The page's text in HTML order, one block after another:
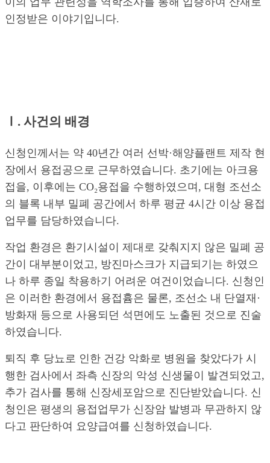
인정받은 이야기입니다.
Ⅰ. 사건의 배경
신청인께서는 약 40년간 여러 선박·해양플랜트 제작 현
장에서 용접공으로 근무하였습니다. 초기에는 아크용
접을, 이후에는 CO₂용접을 수행하였으며, 대형 조선소
의 블록 내부 밀폐 공간에서 하루 평균 4시간 이상 용접
업무를 담당하였습니다.
작업 환경은 환기시설이 제대로 갖춰지지 않은 밀폐 공
간이 대부분이었고, 방진마스크가 지급되기는 하였으
나 하루 종일 착용하기 어려운 여건이었습니다. 신청인
은 이러한 환경에서 용접흄은 물론, 조선소 내 단열재·
방화재 등으로 사용되던 석면에도 노출된 것으로 진술
하였습니다.
퇴직 후 당뇨로 인한 건강 악화로 병원을 찾았다가 시
행한 검사에서 좌측 신장의 악성 신생물이 발견되었고,
추가 검사를 통해 신장세포암으로 진단받았습니다. 신
청인은 평생의 용접업무가 신장암 발병과 무관하지 않
다고 판단하여 요양급여를 신청하였습니다.